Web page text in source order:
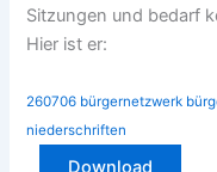
Sitzungen und bedarf
Hier ist er:
260706 bürgernetzwerk
niederschriften
Download